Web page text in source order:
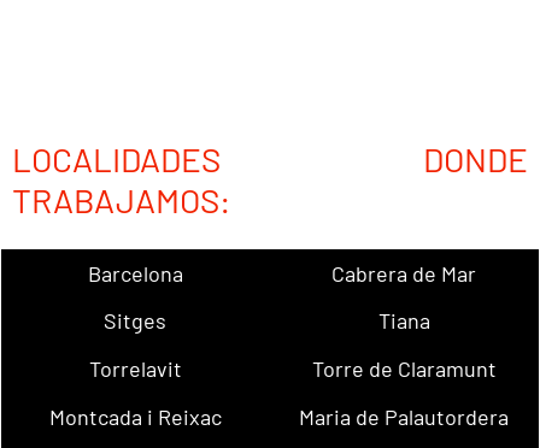
LOCALIDADES DONDE
TRABAJAMOS:
Barcelona
Cabrera de Mar
Sitges
Tiana
Torrelavit
Torre de Claramunt
Montcada i Reixac
Maria de Palautordera